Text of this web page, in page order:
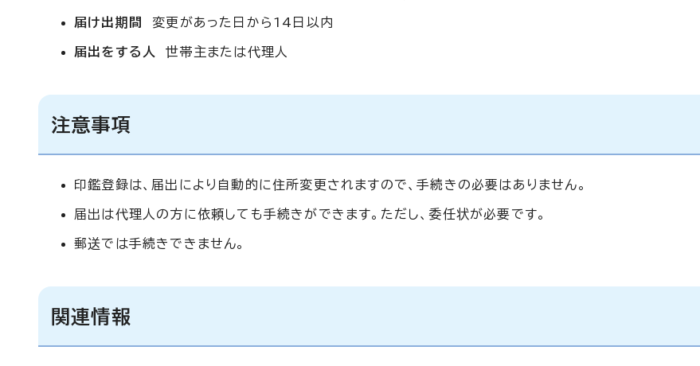
届け出期間 変更があった日から14日以内
届出をする人 世帯主または代理人
注意事項
印鑑登録は、届出により自動的に住所変更されますので、手続きの必要はありません。
届出は代理人の方に依頼しても手続きができます。ただし、委任状が必要です。
郵送では手続きできません。
関連情報